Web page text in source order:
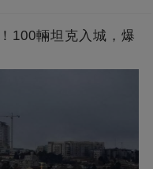
100輛坦克入城，爆